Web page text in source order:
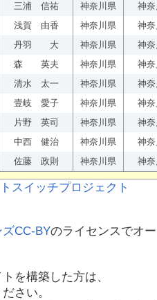
三浦 信祐 神奈川県 神
浅賀 由香 神奈川県 神
丹羽 大 神奈川県 神
森 英夫 神奈川県 神
清水 太一 神奈川県 神
壹岐 愛子 神奈川県 神
片野 英司 神奈川県 神
中西 健治 神奈川県 神
佐藤 政則 神奈川県 神
CC-BYのライセンスでオ
を構築した方は、
さい。